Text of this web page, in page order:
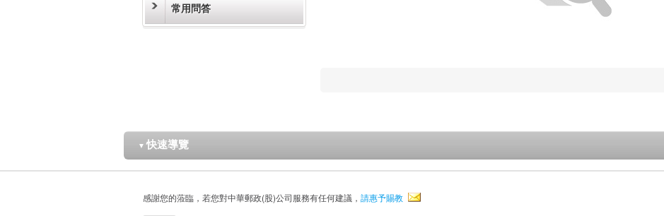
常用問答
▼ 快速導覽
感謝您的蒞臨，若您對中華郵政(股)公司服務有任何建議， 請惠予賜教